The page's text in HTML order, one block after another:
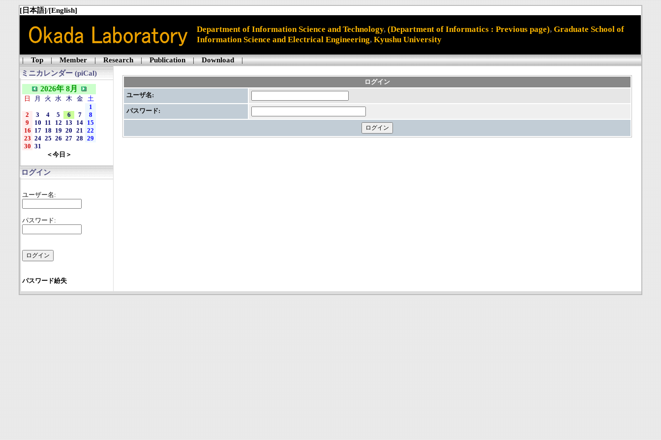
[日本語]/[English]
Department of Information Science and Technology,(Department of Informatics : Previous page),Graduate School of
Information Science and Electrical Engineering,Kyushu University
|Top|Member|Research|Publication|Download|
ミニカレンダー (piCal)
2026年 8月
日 月 火 水 木 金
土
1
2
3 4 5 6 7
8
9
10 11 12 13 14 15
16 17 18 19 20 21
22
23 24 25 26 27 28
29
30 31
＜今日＞
ログイン
ユーザー名:
パスワード:
パスワード紛失
ログイン
ユーザ名:
パスワード: